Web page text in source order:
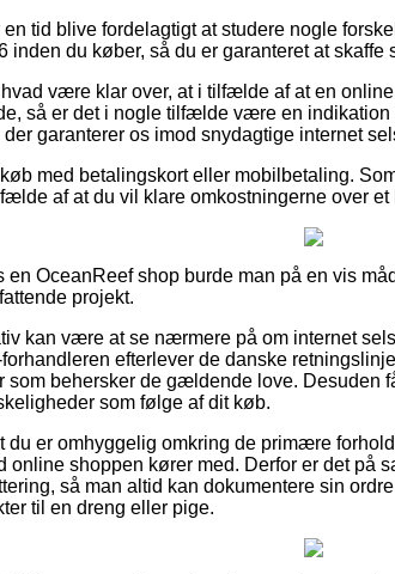
en tid blive fordelagtigt at studere nogle
inden du køber, så du er garanteret at skaffe
være klar over, at i tilfælde af at en
så er det i nogle tilfælde være en indikation
garanterer os imod snydagtige internet
med betalingskort eller mobilbetaling.
af at du vil klare omkostningerne over
en OceanReef shop burde man på en vis
projekt.
kan være at se nærmere på om internet
efterlever de danske
som behersker de gældende love. Desuden
som følge af dit køb.
du er omhyggelig omkring de primære
online shoppen kører med. Derfor er det på
så man altid kan dokumentere sin
til en dreng eller pige.